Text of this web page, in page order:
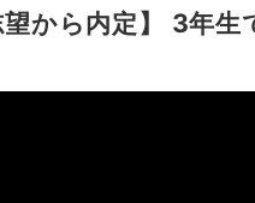
望から内定】 3年